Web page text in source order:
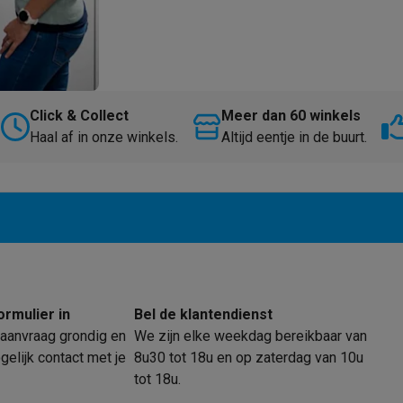
Click & Collect
Haal af in onze winkels.
Meer dan 60 winkels
Altijd eentje in de buurt.
in
grondig en
contact met je
Bel de klantendienst
We zijn elke weekdag bereikbaar van
8u30 tot 18u en op zaterdag van 10u
tot 18u.